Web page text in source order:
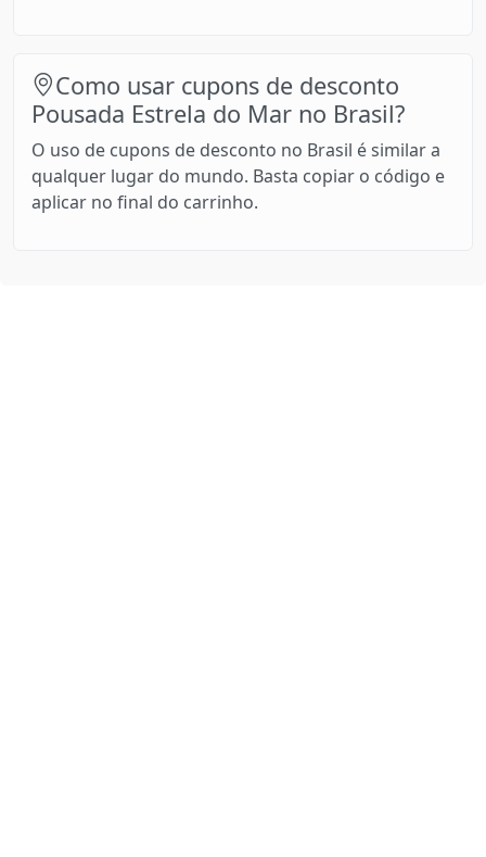
Como usar cupons de desconto
Pousada Estrela do Mar no Brasil?
O uso de cupons de desconto no Brasil é similar a
qualquer lugar do mundo. Basta copiar o código e
aplicar no final do carrinho.